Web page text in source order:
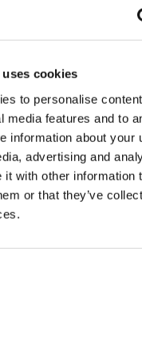
cookies
to personalise
media features and to
information about your
advertising and
it with other information
or that they’ve